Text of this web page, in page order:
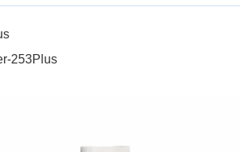
253Plus